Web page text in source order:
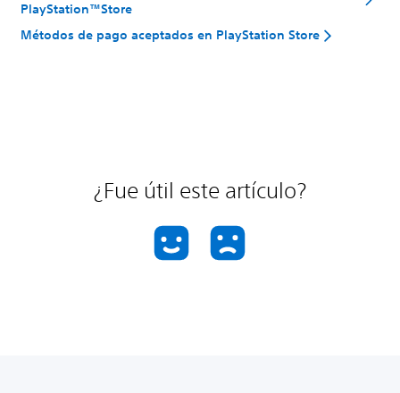
PlayStation™Store
Métodos de pago aceptados en PlayStation Store
¿Fue útil este artículo?